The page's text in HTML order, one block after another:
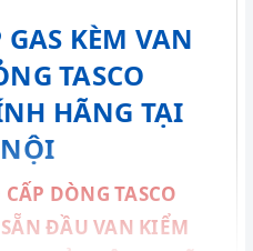
KÈM VAN
TASCO
HÃNG TẠI
CẤP DÒNG TASCO
ĐẦU VAN KIỂM